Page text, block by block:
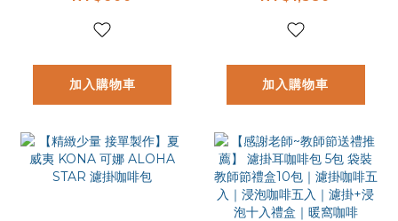
理 濾掛咖啡包
加入購物車
咖啡包
加入購物車